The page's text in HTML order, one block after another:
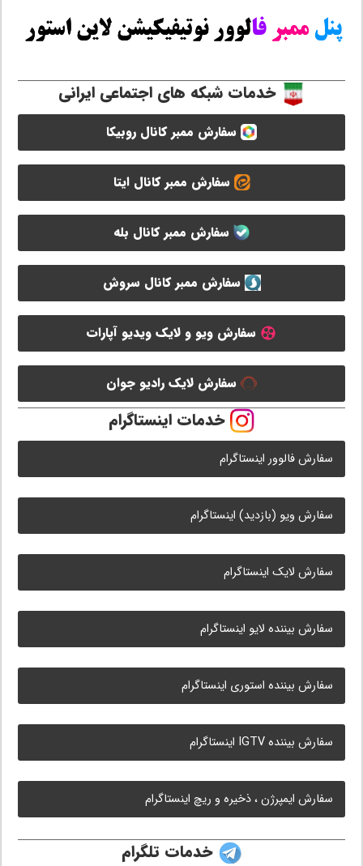
خدمات شبکه های اجتماعی ایرانی
سفارش ممبر کانال روبیکا
سفارش ممبر کانال ایتا
سفارش ممبر کانال بله
سفارش ممبر کانال سروش
سفارش ویو و لایک ویدیو آپارات
سفارش لایک رادیو جوان
خدمات اینستاگرام
سفارش فالوور اینستاگرام
سفارش ویو (بازدید) اینستاگرام
سفارش لایک اینستاگرام
سفارش بیننده لایو اینستاگرام
سفارش بیننده استوری اینستاگرام
سفارش بیننده IGTV اینستاگرام
سفارش ایمپرژن ، ذخیره و ریچ اینستاگرام
خدمات تلگرام